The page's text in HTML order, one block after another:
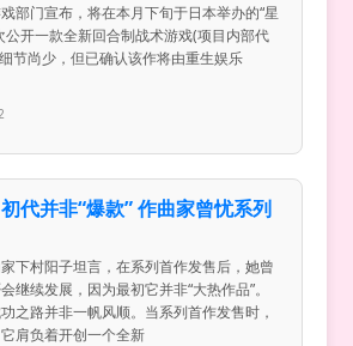
部门宣布，将在本月下旬于日本举办的“星
公开一款全新回合制战术游戏(项目内部代
节尚少，但已确认该作将由重生娱乐
初代并非“爆款” 作曲家曾忧系列
家下村阳子坦言，在系列首作发售后，她曾
继续发展，因为最初它并非“大热作品”。
之路并非一帆风顺。当系列首作发售时，
肩负着开创一个全新